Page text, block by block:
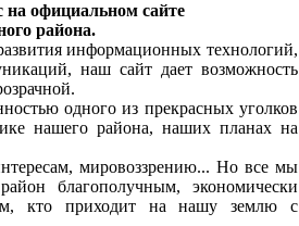
официальном сайте
района.
информационных технологий,
наш сайт дает возможность
одного из прекрасных уголков
нашего района, наших планах на
мировоззрению... Но все мы
благополучным, экономически
кто приходит на нашу землю с